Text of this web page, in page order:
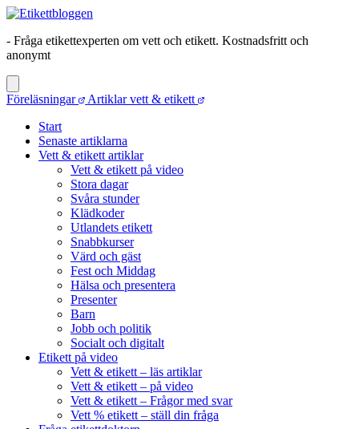
- Fråga etikettexperten om vett och etikett. Kostnadsfritt och
anonymt
Föreläsningar
Artiklar vett & etikett
Start
Senaste artiklarna
Vett & etikett artiklar
Vett & etikett på video
Stora dagar
Svåra stunder
Klädkoder
Utlandets etikett
Snabbkurser
Värd och gäst
Fest och Middag
Hälsa och presentera
Presenter
Barn
Jobb och politik
Socialt och digitalt
Etikett på video
Vett & etikett – läs artiklar
Vett & etikett – på video
Vett & etikett – Frågor med svar
Vett % etikett – ställ din fråga